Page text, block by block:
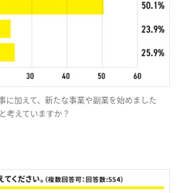
に加えて、新たな事業や副業を始めました
考えていますか？